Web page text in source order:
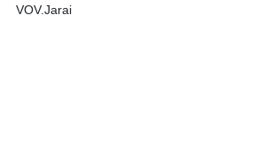
VOV.Jarai